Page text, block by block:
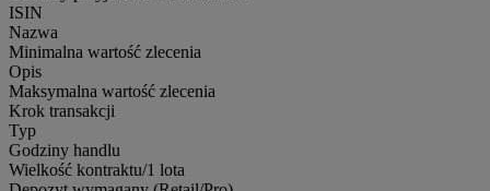
ISIN
Nazwa
Minimalna wartość zlecenia
Opis
Maksymalna wartość zlecenia
Krok transakcji
Typ
Godziny handlu
Wielkość kontraktu/1 lota